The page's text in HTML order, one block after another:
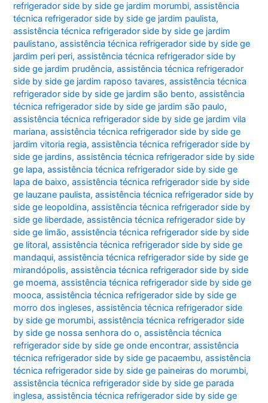
refrigerador side by side ge jardim morumbi,assistência
técnica refrigerador side by side ge jardim paulista,
assistência técnica refrigerador side by side ge jardim
paulistano,assistência técnica refrigerador side by side ge
jardim peri peri,assistência técnica refrigerador side by
side ge jardim prudência,assistência técnica refrigerador
side by side ge jardim raposo tavares,assistência técnica
refrigerador side by side ge jardim são bento,assistência
técnica refrigerador side by side ge jardim são paulo,
assistência técnica refrigerador side by side ge jardim vila
mariana,assistência técnica refrigerador side by side ge
jardim vitoria regia,assistência técnica refrigerador side by
side ge jardins,assistência técnica refrigerador side by side
ge lapa,assistência técnica refrigerador side by side ge
lapa de baixo,assistência técnica refrigerador side by side
ge lauzane paulista,assistência técnica refrigerador side by
side ge leopoldina,assistência técnica refrigerador side by
side ge liberdade,assistência técnica refrigerador side by
side ge limão,assistência técnica refrigerador side by side
ge litoral,assistência técnica refrigerador side by side ge
mandaqui,assistência técnica refrigerador side by side ge
mirandópolis,assistência técnica refrigerador side by side
ge moema,assistência técnica refrigerador side by side ge
mooca,assistência técnica refrigerador side by side ge
morro dos ingleses,assistência técnica refrigerador side
by side ge morumbi,assistência técnica refrigerador side
by side ge nossa senhora do o,assistência técnica
refrigerador side by side ge onde encontrar,assistência
técnica refrigerador side by side ge pacaembu,assistência
técnica refrigerador side by side ge paineiras do morumbi,
assistência técnica refrigerador side by side ge parada
inglesa,assistência técnica refrigerador side by side ge